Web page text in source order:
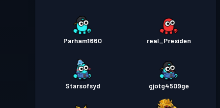
Parham1660 real_Presiden
Starsofsyd gjotg4509ge